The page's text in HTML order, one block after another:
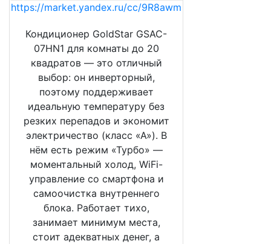
https://market.yandex.ru/cc/9R8awm
Кондиционер GoldStar GSAC-
07HN1 для комнаты до 20
квадратов — это отличный
выбор: он инверторный,
поэтому поддерживает
идеальную температуру без
резких перепадов и экономит
электричество (класс «А»). В
нём есть режим «Турбо» —
моментальный холод, WiFi-
управление со смартфона и
самоочистка внутреннего
блока. Работает тихо,
занимает минимум места,
стоит адекватных денег, а